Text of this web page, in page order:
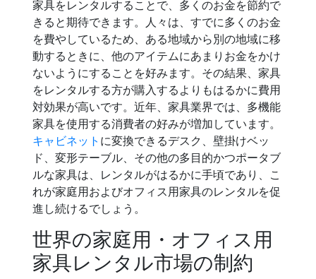
家具をレンタルすることで、多くのお金を節約で
きると期待できます。人々は、すでに多くのお金
を費やしているため、ある地域から別の地域に移
動するときに、他のアイテムにあまりお金をかけ
ないようにすることを好みます。その結果、家具
をレンタルする方が購入するよりもはるかに費用
対効果が高いです。近年、家具業界では、多機能
家具を使用する消費者の好みが増加しています。
キャビネット に変換できるデスク、壁掛けベッ
ド、変形テーブル、その他の多目的かつポータブ
ルな家具は、レンタルがはるかに手頃であり、こ
れが家庭用およびオフィス用家具のレンタルを促
進し続けるでしょう。
世界の家庭用・オフィス用
家具レンタル市場の制約